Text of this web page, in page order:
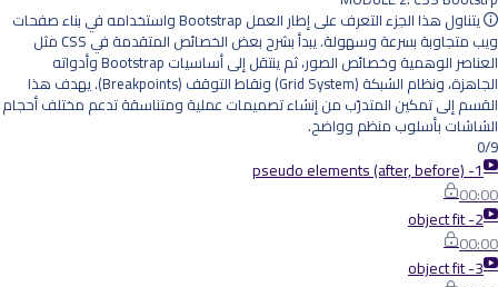
يتناول هذا الجزء التعرف على إطار العمل Bootstrap واستخدامه في بناء صفحات
ويب متجاوبة بسرعة وسهولة. يبدأ بشرح بعض الخصائص المتقدمة في CSS مثل
العناصر الوهمية وخصائص الصور، ثم ينتقل إلى أساسيات Bootstrap وأدواته
الجاهزة، ونظام الشبكة (Grid System) ونقاط التوقف (Breakpoints). يهدف هذا
القسم إلى تمكين المتدرّب من إنشاء تصميمات عملية ومتناسقة تدعم مختلف أحجام
الشاشات بأسلوب منظم وواضح.
0/9
1- pseudo elements (after, before)
00:00
2- object fit
00:00
3- object fit